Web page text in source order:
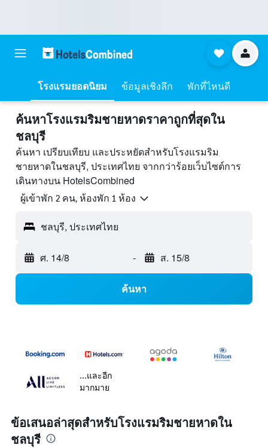
โรงแรมยอดนิยม ข้อมูลเชิงลึก พักที่ไหนดี
ค้นหาโรงแรมริมชายหาดราคาถูกที่สุดใน
ชลบุรี
ค้นหา เปรียบเทียบ และประหยัดสำหรับโรงแรมริม
ชายหาดในชลบุรี, ประเทศไทย จากกว่าร้อยเว็บไซต์การ
เดินทางบน HotelsCombined
ผู้เข้าพัก 2 คน, ห้องพัก 1 ห้อง
ชลบุรี, ประเทศไทย
ศ. 14/8 - ส. 15/8
ค้นหา
...และอีก
มากมาย
ข้อเสนอล่าสุดสำหรับโรงแรมริมชายหาดใน
ชลบุรี